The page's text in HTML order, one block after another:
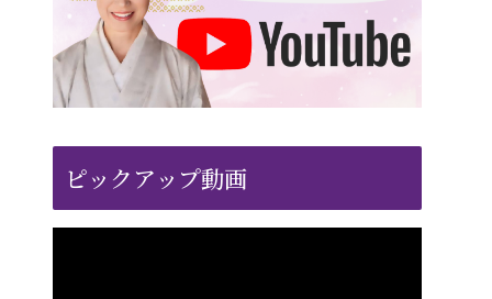
ピックアップ動画